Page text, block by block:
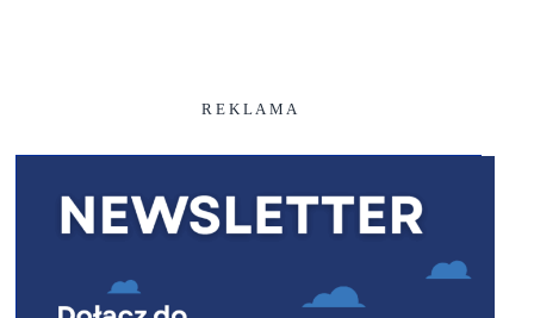
R E K L A M A